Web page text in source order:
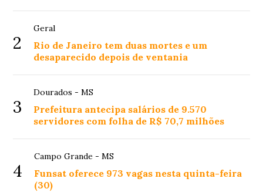
2
Geral
Rio de Janeiro tem duas mortes e um
desaparecido depois de ventania
3
Dourados - MS
Prefeitura antecipa salários de 9.570
servidores com folha de R$ 70,7 milhões
4
Campo Grande - MS
Funsat oferece 973 vagas nesta quinta-feira
(30)